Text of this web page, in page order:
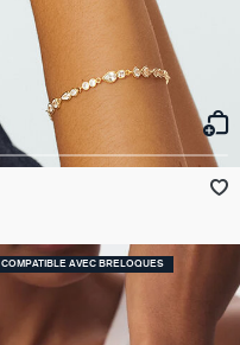
COMPATIBLE AVEC BRELOQUES